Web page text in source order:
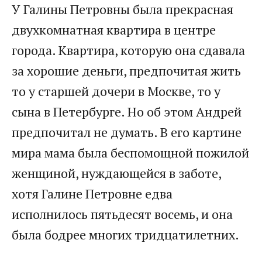
У Галины Петровны была прекрасная
двухкомнатная квартира в центре
города. Квартира, которую она сдавала
за хорошие деньги, предпочитая жить
то у старшей дочери в Москве, то у
сына в Петербурге. Но об этом Андрей
предпочитал не думать. В его картине
мира мама была беспомощной пожилой
женщиной, нуждающейся в заботе,
хотя Галине Петровне едва
исполнилось пятьдесят восемь, и она
была бодрее многих тридцатилетних.